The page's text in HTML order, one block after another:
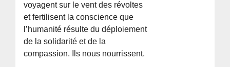
voyagent sur le vent des révoltes
et fertilisent la conscience que
l’humanité résulte du déploiement
de la solidarité et de la
compassion. Ils nous nourrissent.